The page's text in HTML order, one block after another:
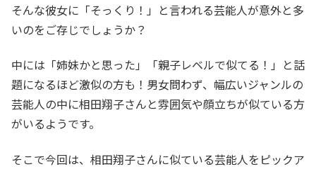
そんな彼女に「そっくり！」と言われる芸能人が意外と多
いのをご存じでしょうか？
中には「姉妹かと思った」「親子レベルで似てる！」と話
題になるほど激似の方も！男女問わず、幅広いジャンルの
芸能人の中に相田翔子さんと雰囲気や顔立ちが似ている方
がいるようです。
そこで今回は、相田翔子さんに似ている芸能人をピックア